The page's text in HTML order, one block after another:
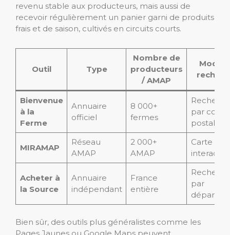
revenu stable aux producteurs, mais aussi de
recevoir régulièrement un panier garni de produits
frais et de saison, cultivés en circuits courts.
Outil Type
Nombre de
producteurs
/ AMAP
Mode
Bienvenue
à la
Ferme
Annuaire
officiel
8 000+
fermes
par code
postal
MIRAMAP
Réseau
AMAP
2 000+
AMAP
Carte
Acheter à
la Source
Annuaire
indépendant
France
entière
par
Bien sûr, des outils plus généralistes comme les
Pages Jaunes ou Google Maps peuvent